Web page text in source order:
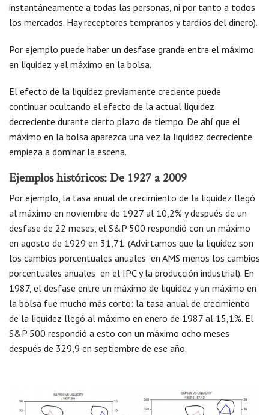
instantáneamente a todas las personas, ni por tanto a todos
los mercados. Hay receptores tempranos y tardíos del dinero).
Por ejemplo puede haber un desfase grande entre el máximo
en liquidez y el máximo en la bolsa.
El efecto de la liquidez previamente creciente puede
continuar ocultando el efecto de la actual liquidez
decreciente durante cierto plazo de tiempo. De ahí que el
máximo en la bolsa aparezca una vez la liquidez decreciente
empieza a dominar la escena.
Ejemplos históricos: De 1927 a 2009
Por ejemplo, la tasa anual de crecimiento de la liquidez llegó
al máximo en noviembre de 1927 al 10,2% y después de un
desfase de 22 meses, el S&P 500 respondió con un máximo
en agosto de 1929 en 31,71. (Advirtamos que la liquidez son
los cambios porcentuales anuales en AMS menos los cambios
porcentuales anuales en el IPC y la producción industrial). En
1987, el desfase entre un máximo de liquidez y un máximo en
la bolsa fue mucho más corto: la tasa anual de crecimiento
de la liquidez llegó al máximo en enero de 1987 al 15,1%. El
S&P 500 respondió a esto con un máximo ocho meses
después de 329,9 en septiembre de ese año.